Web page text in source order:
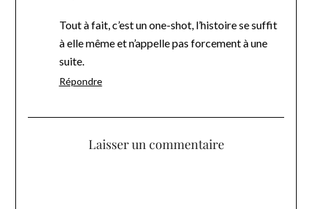
Tout à fait, c’est un one-shot, l’histoire se suffit
à elle même et n’appelle pas forcement à une
suite.
Répondre
Laisser un commentaire